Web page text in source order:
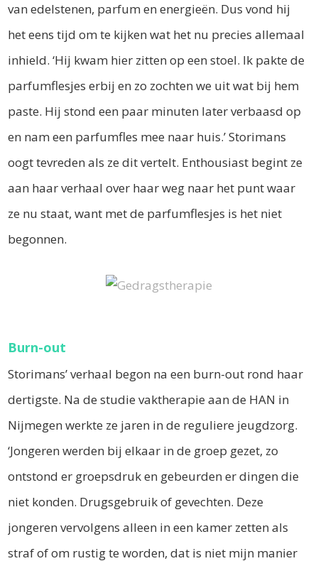
van edelstenen, parfum en energieën. Dus vond hij
het eens tijd om te kijken wat het nu precies allemaal
inhield. ‘Hij kwam hier zitten op een stoel. Ik pakte de
parfumflesjes erbij en zo zochten we uit wat bij hem
paste. Hij stond een paar minuten later verbaasd op
en nam een parfumfles mee naar huis.’ Storimans
oogt tevreden als ze dit vertelt. Enthousiast begint ze
aan haar verhaal over haar weg naar het punt waar
ze nu staat, want met de parfumflesjes is het niet
begonnen.
Burn-out
Storimans’ verhaal begon na een burn-out rond haar
dertigste. Na de studie vaktherapie aan de HAN in
Nijmegen werkte ze jaren in de reguliere jeugdzorg.
‘Jongeren werden bij elkaar in de groep gezet, zo
ontstond er groepsdruk en gebeurden er dingen die
niet konden. Drugsgebruik of gevechten. Deze
jongeren vervolgens alleen in een kamer zetten als
straf of om rustig te worden, dat is niet mijn manier